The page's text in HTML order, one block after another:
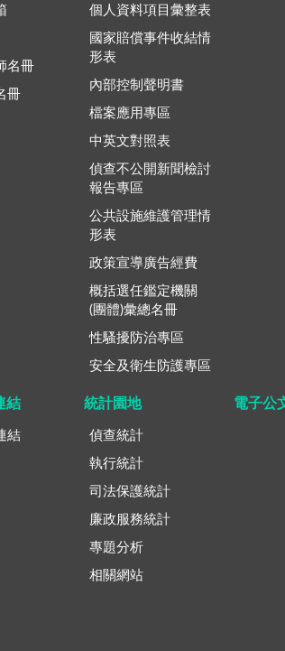
名冊
冊
個人資料項目彙整表
國家賠償事件收結情
形表
內部控制聲明書
檔案應用專區
中英文對照表
偵查不公開新聞檢討
報告專區
公共設施維護管理情
形表
政策宣導廣告經費
概括選任鑑定機關
(團體)彙總名冊
性騷擾防治專區
安全及衛生防護專區
結
結
統計園地
偵查統計
執行統計
司法保護統計
廉政服務統計
專題分析
相關網站
電子公